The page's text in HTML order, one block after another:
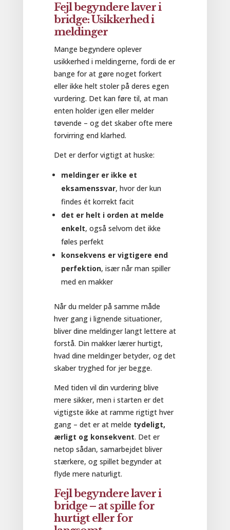
Fejl begyndere laver i
bridge: Usikkerhed i
meldinger
Mange begyndere oplever
usikkerhed i meldingerne, fordi de er
bange for at gøre noget forkert
eller ikke helt stoler på deres egen
vurdering. Det kan føre til, at man
enten holder igen eller melder
tøvende – og det skaber ofte mere
forvirring end klarhed.
Det er derfor vigtigt at huske:
meldinger er ikke et
eksamenssvar, hvor der kun
findes ét korrekt facit
det er helt i orden at melde
enkelt, også selvom det ikke
føles perfekt
konsekvens er vigtigere end
perfektion, især når man spiller
med en makker
Når du melder på samme måde
hver gang i lignende situationer,
bliver dine meldinger langt lettere at
forstå. Din makker lærer hurtigt,
hvad dine meldinger betyder, og det
skaber tryghed for jer begge.
Med tiden vil din vurdering blive
mere sikker, men i starten er det
vigtigste ikke at ramme rigtigt hver
gang – det er at melde tydeligt,
ærligt og konsekvent. Det er
netop sådan, samarbejdet bliver
stærkere, og spillet begynder at
flyde mere naturligt.
Fejl begyndere laver i
bridge – at spille for
hurtigt eller for